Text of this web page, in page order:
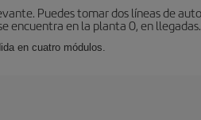
Puedes tomar dos líneas de
encuentra en la planta 0, en llegadas.
en cuatro módulos.